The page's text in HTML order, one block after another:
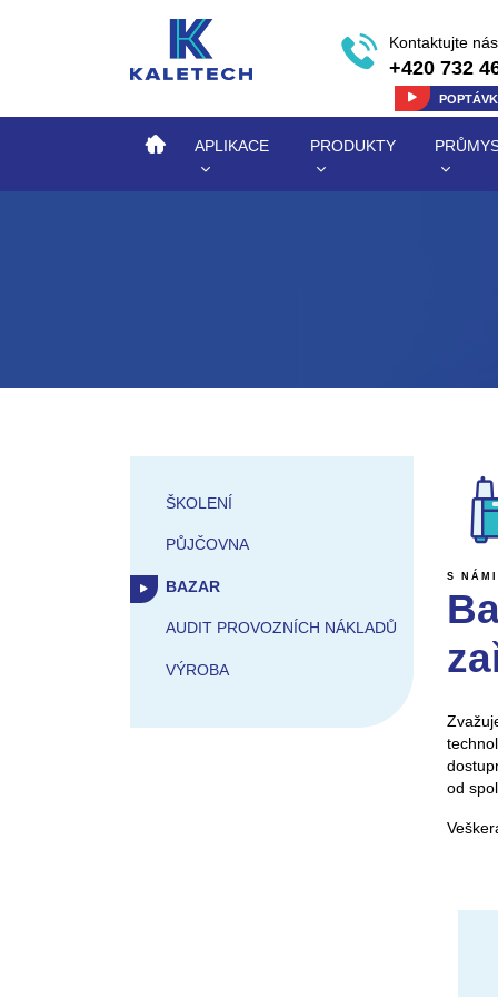
Kontaktujte nás
+420 732
APLIKACE PRODUKTY
S
od
ŠKOLENÍ
PŮJČOVNA
BAZAR
AUDIT PROVOZNÍCH NÁKLADŮ
VÝROBA